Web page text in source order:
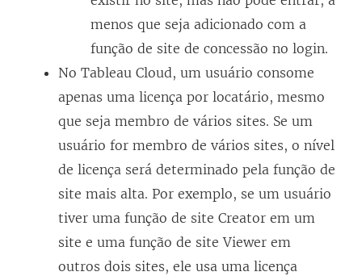
menos que seja adicionado com a
função de site de concessão no login.
No Tableau Cloud, um usuário consome
apenas uma licença por locatário, mesmo
que seja membro de vários sites. Se um
usuário for membro de vários sites, o nível
de licença será determinado pela função de
site mais alta. Por exemplo, se um usuário
tiver uma função de site Creator em um
site e uma função de site Viewer em
outros dois sites, ele usa uma licença